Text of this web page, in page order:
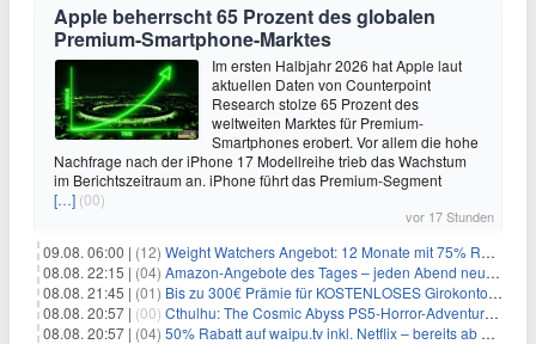
Apple beherrscht 65 Prozent des globalen
Premium-Smartphone-Marktes
Im ersten Halbjahr 2026 hat Apple laut
aktuellen Daten von Counterpoint
Research stolze 65 Prozent des
weltweiten Marktes für Premium-
Smartphones erobert. Vor allem die hohe
Nachfrage nach der iPhone 17 Modellreihe trieb das Wachstum
im Berichtszeitraum an. iPhone führt das Premium-Segment
[…] (00)
vor 17 Stunden
09.08. 06:00 | (12) Weight Watchers Angebot: 12 Monate mit 75% Rabatt ab 6,25€/Monat
08.08. 22:15 | (04) Amazon-Angebote des Tages – jeden Abend neue Deals zum Stöbern
08.08. 21:45 | (01) Bis zu 300€ Prämie für KOSTENLOSES Girokonto bei der Santander – 50€ schon nach 1 Woche!
08.08. 20:57 | (00) Cthulhu: The Cosmic Abyss PS5-Horror-Adventure für 27,99€
08.08. 20:57 | (04) 50% Rabatt auf waipu.tv inkl. Netflix – bereits ab 9€/Monat (statt 17,99€)